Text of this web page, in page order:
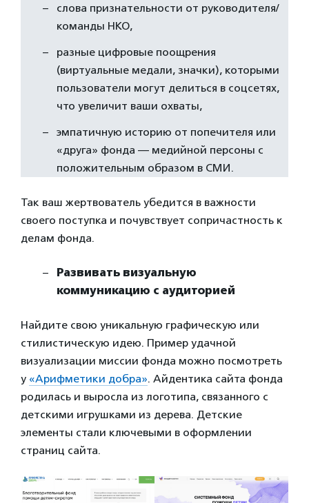
слова признательности от руководителя/
команды НКО,
разные цифровые поощрения
(виртуальные медали, значки), которыми
пользователи могут делиться в соцсетях,
что увеличит ваши охваты,
эмпатичную историю от попечителя или
«друга» фонда — медийной персоны с
положительным образом в СМИ.
Так ваш жертвователь убедится в важности
своего поступка и почувствует сопричастность к
делам фонда.
Развивать визуальную
коммуникацию с аудиторией
Найдите свою уникальную графическую или
стилистическую идею. Пример удачной
визуализации миссии фонда можно посмотреть
у «Арифметики добра». Айдентика сайта фонда
родилась и выросла из логотипа, связанного с
детскими игрушками из дерева. Детские
элементы стали ключевыми в оформлении
страниц сайта.